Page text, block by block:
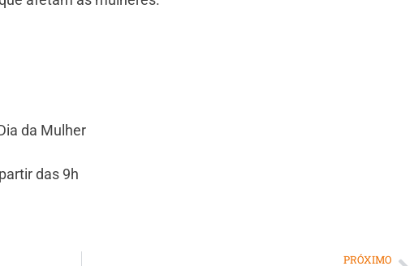
da Mulher
das 9h
PRÓXIMO